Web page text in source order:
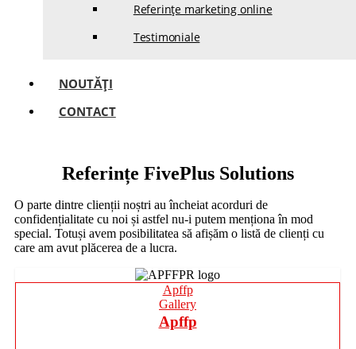
Referințe marketing online
Testimoniale
NOUTĂȚI
CONTACT
Referințe FivePlus Solutions
O parte dintre clienții noștri au încheiat acorduri de
confidențialitate cu noi și astfel nu-i putem menționa în mod
special. Totuși avem posibilitatea să afișăm o listă de clienți cu
care am avut plăcerea de a lucra.
Apffp
Gallery
Apffp